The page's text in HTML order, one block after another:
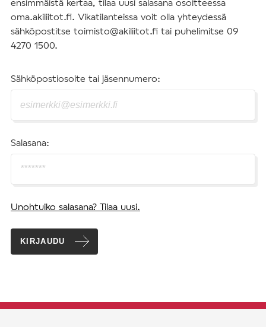
oma.akiliitot.fi. Vikatilanteissa voit olla yhteydessä
sähköpostitse toimisto@akiliitot.fi tai puhelimitse 09
4270 1500.
Sähköpostiosoite tai jäsennumero:
Salasana:
Unohtuiko salasana? Tilaa uusi.
KIRJAUDU